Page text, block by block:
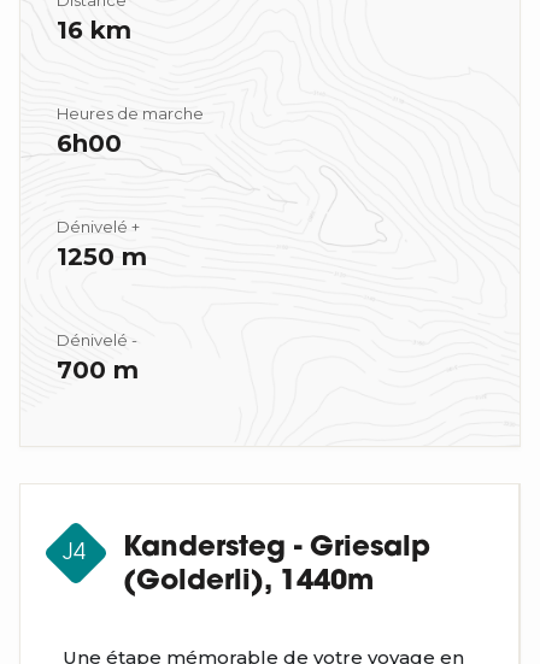
16 km
Heures de marche
6h00
Dénivelé +
1250 m
Dénivelé -
700 m
J4
Kandersteg - Griesalp
(Golderli), 1440m
Une étape mémorable de votre voyage en